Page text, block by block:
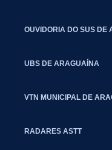
OUVIDORIA DO SUS DE
UBS DE ARAGUAÍNA
VTN MUNICIPAL DE
RADARES ASTT